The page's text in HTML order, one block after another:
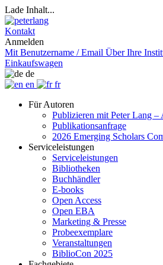
Lade Inhalt...
Kontakt
Anmelden
Mit Benutzername / Email Über Ihre
Einkaufswagen
de
en
fr
Für Autoren
Publizieren mit Peter Lang –
Publikationsanfrage
2026 Emerging Scholars
Serviceleistungen
Serviceleistungen
Bibliotheken
Buchhändler
E-books
Open Access
Open EBA
Marketing & Presse
Probeexemplare
Veranstaltungen
BiblioCon 2025